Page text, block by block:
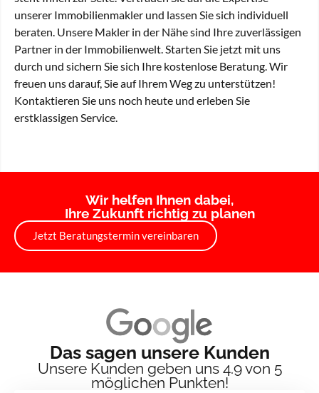
unserer Immobilienmakler und lassen Sie sich individuell
beraten. Unsere Makler in der Nähe sind Ihre zuverlässigen
Partner in der Immobilienwelt. Starten Sie jetzt mit uns
durch und sichern Sie sich Ihre kostenlose Beratung. Wir
freuen uns darauf, Sie auf Ihrem Weg zu unterstützen!
Kontaktieren Sie uns noch heute und erleben Sie
erstklassigen Service.
Wir helfen Ihnen dabei,
Ihre Zukunft richtig zu planen
Jetzt Beratungstermin vereinbaren
Das sagen unsere Kunden
Unsere Kunden geben uns 4.9 von 5
möglichen Punkten!